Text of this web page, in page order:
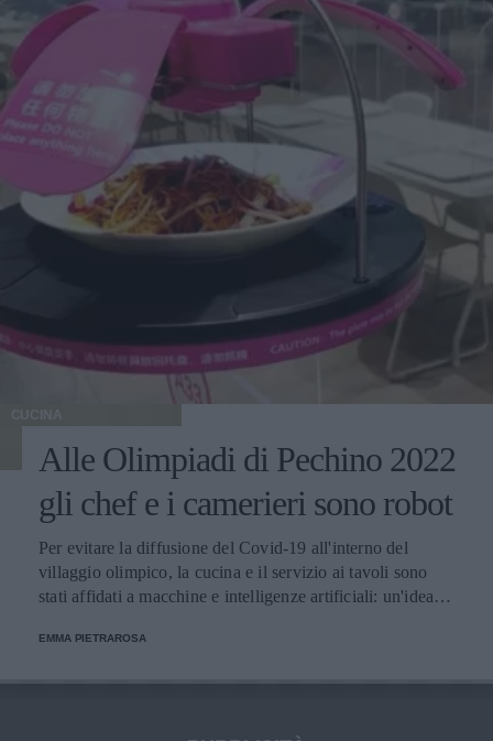
CUCINA
Alle Olimpiadi di Pechino 2022
gli chef e i camerieri sono robot
Per evitare la diffusione del Covid-19 all'interno del
villaggio olimpico, la cucina e il servizio ai tavoli sono
stati affidati a macchine e intelligenze artificiali: un'idea
EMMA PIETRAROSA